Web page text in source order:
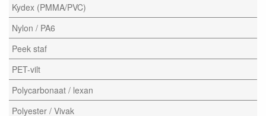
Kydex (PMMA/PVC)
Nylon / PA6
Peek staf
PET-vilt
Polycarbonaat / lexan
Polyester / Vivak